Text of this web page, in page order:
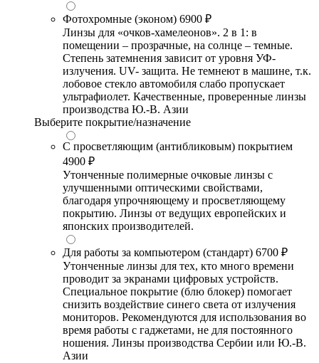
Фотохромные (эконом) 6900 ₽
Линзы для «очков-хамелеонов». 2 в 1: в
помещении – прозрачные, на солнце – темные.
Степень затемнения зависит от уровня УФ-
излучения. UV- защита. Не темнеют в машине, т.к.
лобовое стекло автомобиля слабо пропускает
ультрафиолет. Качественные, проверенные линзы
производства Ю.-В. Азии
Выберите покрытие/назначение
С просветляющим (антибликовым) покрытием
4900 ₽
Утонченные полимерные очковые линзы с
улучшенными оптическими свойствами,
благодаря упрочняющему и просветляющему
покрытию. Линзы от ведущих европейских и
японских производителей.
Для работы за компьютером (стандарт) 6700 ₽
Утонченные линзы для тех, кто много времени
проводит за экранами цифровых устройств.
Специальное покрытие (блю блокер) помогает
снизить воздействие синего света от излучения
мониторов. Рекомендуются для использования во
время работы с гаджетами, не для постоянного
ношения. Линзы производства Сербии или Ю.-В.
Азии